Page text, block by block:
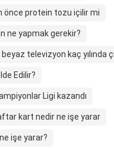
önce protein tozu içilir mi
ne yapmak gerekir?
televizyon kaç yılında
Edilir?
Ligi kazandı
kart nedir ne işe yarar
işe yarar?